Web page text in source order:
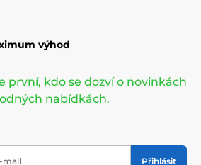
výhod
první, kdo se dozví o novinkách
nabídkách.
mail Přihlásit